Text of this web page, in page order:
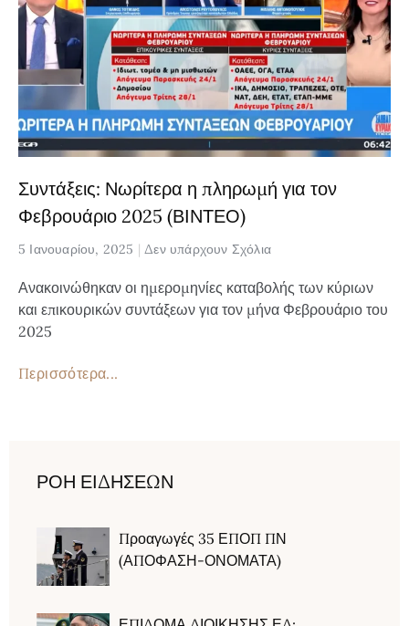
Συντάξεις: Νωρίτερα η πληρωμή για τον
Φεβρουάριο 2025 (ΒΙΝΤΕΟ)
5 Ιανουαρίου, 2025 Δεν υπάρχουν Σχόλια
Ανακοινώθηκαν οι ημερομηνίες καταβολής των κύριων
και επικουρικών συντάξεων για τον μήνα Φεβρουάριο του
2025
Περισσότερα...
ΡΟΗ ΕΙΔΗΣΕΩΝ
Προαγωγές 35 ΕΠΟΠ ΠΝ
(ΑΠΟΦΑΣΗ-ΟΝΟΜΑΤΑ)